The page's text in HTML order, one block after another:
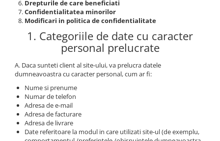
Somn
Subtire
Bumbac
Bumbac Organic
Muselina Certificata COTS
CULORI
Alba
Roz
Set 3 Piese 120x60 cm
Set 3 Piese 140x70 cm
Set 5 Piese
Seturi Patut Cosulet si Landou
MARIMI COPII
90x50
60x120
70x140
90X200
Forma Norisor
Forma Picatura
Forma Steluta
Formarea Capului
Impotriva Plagiocefaliei
Modelare Cap
Patut
Personalizata
Plata
Perna Pozitionare Bebe
Pozitionare
Personalizate
Podea
Protectie Pat
Set Pilota si Perna
Sezut
Cu Gluga - Bumbac
Cu Gluga - Pufos
Personalizate
Poncho
Roz Pufos
Tip Prosop
Prosoape
Bebe
VARSTA
NOU NASCUT - FATA
NOU NASCUT - BAIAT
3 LUNI
6 LUNI
1 AN
Trusou botez
Scaune
Lenjerie Pat
Stivuibil
Cearceaf
Cearceaf Impermeabil
Pat Stivuibil
Paturi
Stivuibile
Rabatabile
Drepturile de care beneficiati
Confidentialitatea minorilor
Modificari in politica de confidentialitate
1. Categoriile de date cu caracter
personal prelucrate
A. Daca sunteti client al site-ului, va prelucra datele
dumneavoastra cu caracter personal, cum ar fi:
Nume si prenume
Numar de telefon
Adresa de e-mail
Adresa de facturare
Adresa de livrare
Date referitoare la modul in care utilizati site-ul (de exemplu,